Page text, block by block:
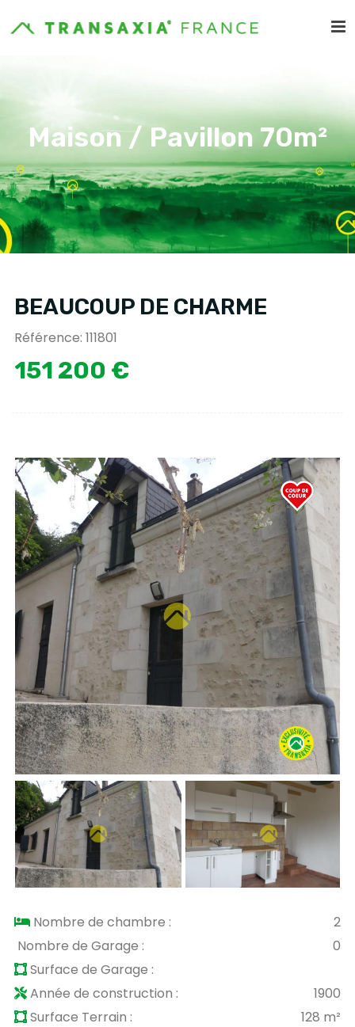
Maison / Pavillon 70m²
BEAUCOUP DE CHARME
Référence: 111801
151 200 €
Nombre de chambre :
2
Nombre de Garage :
0
Surface de Garage :
Année de construction :
1900
Surface Terrain :
128 m²